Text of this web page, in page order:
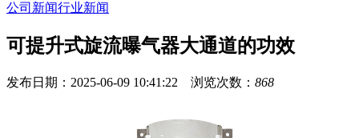
公司新闻行业新闻
可提升式旋流曝气器大通道的功效
发布日期：2025-06-09 10:41:22 浏览次数： 868